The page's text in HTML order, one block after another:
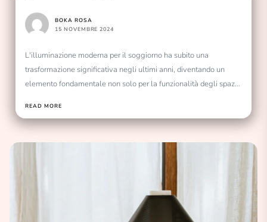
downlight semplice
BOKA ROSA
15 NOVEMBRE 2024
L'illuminazione moderna per il soggiorno ha subito una
trasformazione significativa negli ultimi anni, diventando un
elemento fondamentale non solo per la funzionalità degli spazi,
READ MORE